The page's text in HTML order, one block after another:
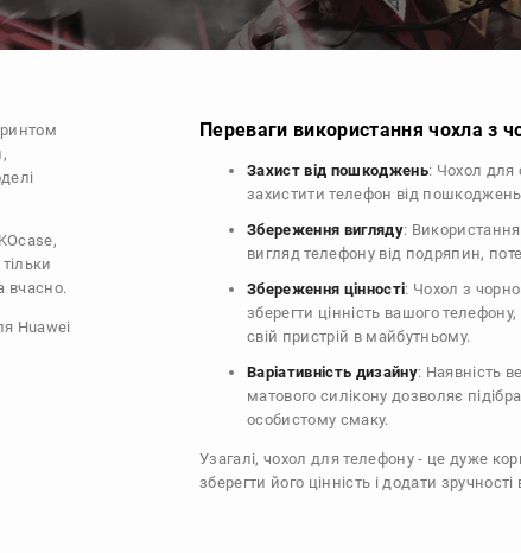
вчасно.
Huawei
Переваги використання чохла з
Захист від пошкоджень: Чохол для
захистити телефон від
Збереження вигляду:
вигляд телефону від подряпин,
Збереження цінності: Чохол з
зберегти цінність вашого
свій пристрій в майбутньому.
Варіативність дизайну: Наявність
матового силікону дозволяє
особистому смаку.
Узагалі, чохол для телефону - це дуже
зберегти його цінність і додати зручності